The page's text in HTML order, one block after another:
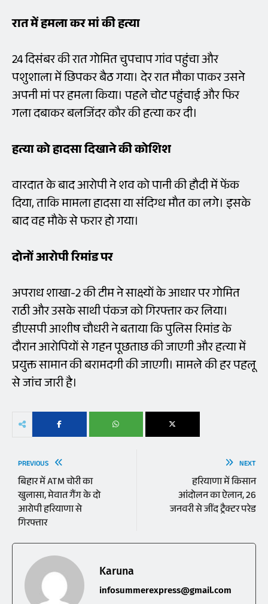
रातमेंहमलाकरमांकीहत्या
24 दिसंबर की रात गोमित चुपचाप गांव पहुंचा और
पशुशाला में छिपकर बैठ गया। देर रात मौका पाकर उसने
अपनी मां पर हमला किया। पहले चोट पहुंचाई और फिर
गला दबाकर बलजिंदर कौर की हत्या कर दी।
हत्याकोहादसादिखानेकीकोशिश
वारदात के बाद आरोपी ने शव को पानी की हौदी में फेंक
दिया, ताकि मामला हादसा या संदिग्ध मौत का लगे। इसके
बाद वह मौके से फरार हो गया।
दोनोंआरोपीरिमांडपर
अपराध शाखा-2 की टीम ने साक्ष्यों के आधार पर गोमित
राठी और उसके साथी पंकज को गिरफ्तार कर लिया।
डीएसपी आशीष चौधरी ने बताया कि पुलिस रिमांड के
दौरान आरोपियों से गहन पूछताछ की जाएगी और हत्या में
प्रयुक्त सामान की बरामदगी की जाएगी। मामले की हर पहलू
से जांच जारी है।
PREVIOUS
बिहार में ATM चोरी का
खुलासा, मेवात गैंग के दो
आरोपी हरियाणा से
गिरफ्तार
NEXT
हरियाणा में किसान
आंदोलन का ऐलान, 26
जनवरी से जींद ट्रैक्टर परेड
Karuna
infosummerexpress@gmail.com